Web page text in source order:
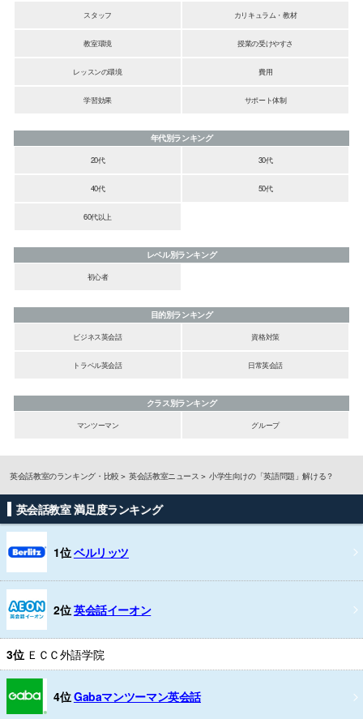
スタッフ カリキュラム・教材
教室環境 授業の受けやすさ
レッスンの環境 費用
学習効果 サポート体制
年代別ランキング
20代
30代
40代 50代
60代以上
レベル別ランキング
初心者
目的別ランキング
ビジネス英会話
資格対策
トラベル英会話 日常英会話
クラス別ランキング
マンツーマン
グループ
英会話教室のランキング・比較 英会話教室ニュース 小学生向けの「英語問題」解ける？
英会話教室 満足度ランキング
1位ベルリッツ
2位英会話イーオン
3位 ＥＣＣ外語学院
4位Gabaマンツーマン英会話